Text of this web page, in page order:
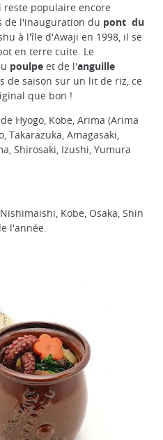
populaire encore
de l'inauguration du pont du
à l'île d'Awaji en 1998, il se
en terre cuite. Le
poulpe et de l'anguille
de saison sur un lit de riz, ce
que bon !
Hyogo, Kobe, Arima (Arima
Takarazuka, Amagasaki,
Shirosaki, Izushi, Yumura
Kobe, Osaka, Shin
l'année.